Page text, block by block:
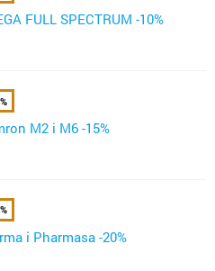
FULL SPECTRUM -10%
M2 i M6 -15%
i Pharmasa -20%